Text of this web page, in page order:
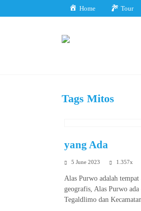
Home Tour
Tags Mitos
yang Ada
5 June 2023 1.357x
Alas Purwo adalah
geografis, Alas Purwo
Tegaldlimo dan